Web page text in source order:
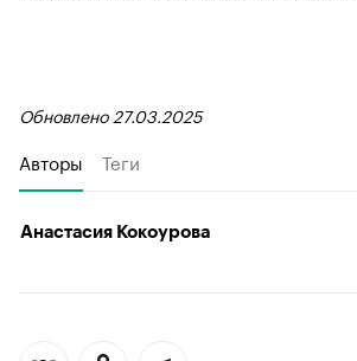
Обновлено 27.03.2025
Авторы Теги
Анастасия Кокоурова